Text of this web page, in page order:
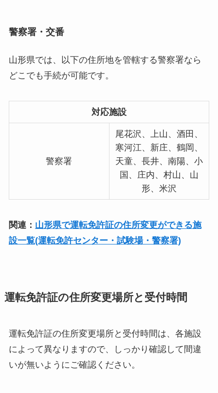
警察署・交番
山形県では、以下の住所地を管轄する警察署なら
どこでも手続が可能です。
対応施設
警察署
尾花沢、上山、酒田、
寒河江、新庄、鶴岡、
天童、長井、南陽、小
国、庄内、村山、山
形、米沢
関連： 山形県で運転免許証の住所変更ができる施
設一覧(運転免許センター・試験場・警察署)
運転免許証の住所変更場所と受付時間
運転免許証の住所変更場所と受付時間は、各施設
によって異なりますので、しっかり確認して間違
いが無いようにご確認ください。